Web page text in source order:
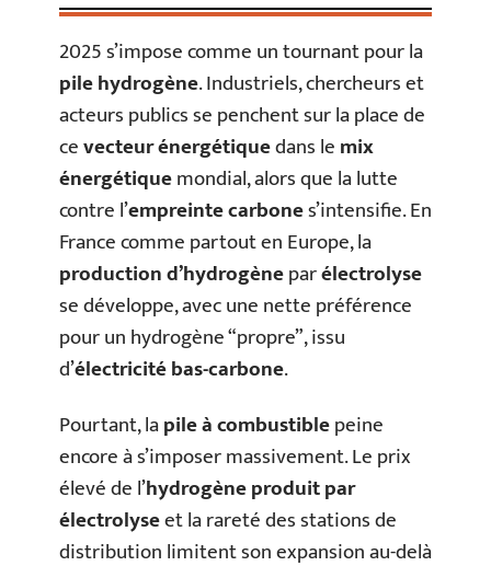
2025 s’impose comme un tournant pour la
pile hydrogène. Industriels, chercheurs et
acteurs publics se penchent sur la place de
cevecteur énergétiquedans lemix
énergétiquemondial, alors que la lutte
contre l’empreinte carbones’intensifie. En
France comme partout en Europe, la
production d’hydrogèneparélectrolyse
se développe, avec une nette préférence
pour un hydrogène “propre”, issu
d’électricité bas-carbone.
Pourtant, lapile à combustiblepeine
encore à s’imposer massivement. Le prix
élevé de l’hydrogène produit par
électrolyseet la rareté des stations de
distribution limitent son expansion au-delà